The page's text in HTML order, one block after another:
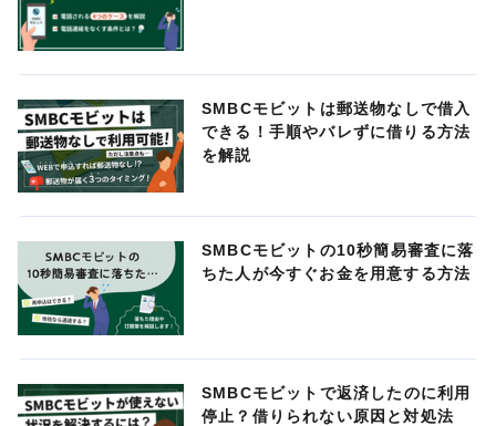
SMBCモビットは郵送物なしで借入
できる！手順やバレずに借りる方法
を解説
SMBCモビットの10秒簡易審査に落
ちた人が今すぐお金を用意する方法
SMBCモビットで返済したのに利用
停止？借りられない原因と対処法